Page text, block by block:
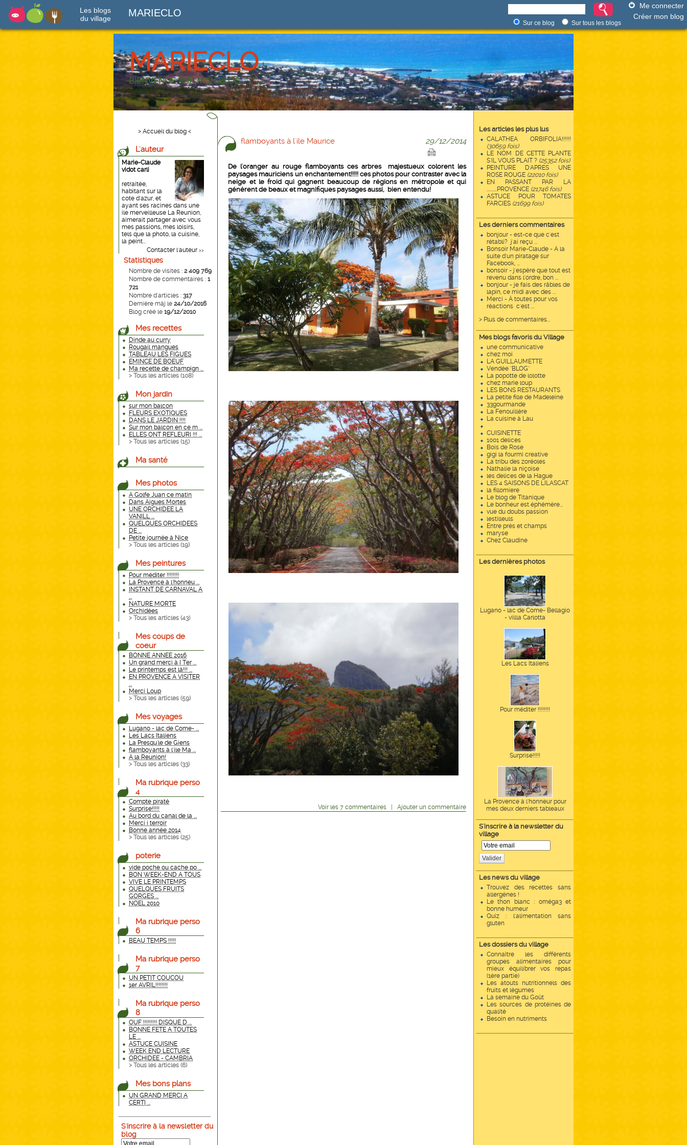
Les blogs
du village
MARIECLO
Me connecter
Créer mon blog
Sur ce blog Sur tous les blogs
MARIECLO
BIENVENUE SUR MON BLOG
Les articles les plus lus
CALATHEA ORBIFOLIA!!!!!!
(30659 fois)
LE NOM DE CETTE PLANTE
S'IL VOUS PLAIT ? (25352 fois)
PEINTURE D'APRES UNE
ROSE ROUGE (22010 fois)
EN PASSANT PAR LA
..........PROVENCE (21746 fois)
ASTUCE POUR TOMATES
FARCIES (21699 fois)
Les derniers commentaires
bonjour - est-ce que c'est
rétabli? j'ai reçu ...
Bonsoir Marie-Claude - A la
suite d'un piratage sur
Facebook, ...
bonsoir - j'espère que tout est
revenu dans l'ordre, bon ...
bonjour - je fais des râbles de
lapin, ce midi avec des ...
Merci - À toutes pour vos
réactions c'est ...
> Plus de commentaires...
Mes blogs favoris du Village
une communicative
chez moi
LA GUILLAUMETTE
Vendée "BLOG"
La popotte de lolotte
chez marie loup
LES BONS RESTAURANTS
La petite fille de Madeleine
33gourmande
La Fenouillère
La cuisine à Lau
CUISINETTE
1001 delices
Bois de Rose
gigi la fourmi creative
La tribu des zoréoles
Nathalie la niçoise
les delices de la Hague
LES 4 SAISONS DE LILASCAT
la fillomiere
Le blog de Titanique
Le bonheur est éphémère...
vue du doubs passion
lestilleuls
Entre prés et champs
maryse
Chez Claudine
Les dernières photos
Lugano - lac de Come- Bellagio
- villla Carlotta
Les Lacs Italiens
Pour méditer !!!!!!!!
Surprise!!!!!
La Provence à l'honneur pour
mes deux derniers tableaux
S'inscrire à la newsletter du
village
Valider
Les news du village
Trouvez des recettes sans
allergènes !
Le thon blanc : oméga3 et
bonne humeur
Quiz : l'alimentation sans
gluten
Les dossiers du village
Connaître les différents
groupes alimentaires pour
mieux équilibrer vos repas
(1ère partie)
Les atouts nutritionnels des
fruits et légumes
La semaine du Goût
Les sources de protéines de
qualité
Besoin en nutriments
> Accueil du blog <
L'auteur
Marie-Claude
vidot carli
retraitée,
habitant sur la
cote d'azur, et
ayant ses racines dans une
ile merveilleuse La Reunion,
aimerait partager avec vous
mes passions, mes loisirs,
tels que la photo, la cuisine,
la peint...
Contacter l'auteur >>
Statistiques
Nombre de visites : 2 409 769
Nombre de commentaires : 1
721
Nombre d'articles : 317
Dernière màj le 24/10/2016
Blog créé le 19/12/2010
Mes recettes
Dinde au curry
Rougail mangues
TABLEAU LES FIGUES
EMINCE DE BOEUF
Ma recette de champign ...
> Tous les articles (108)
Mon jardin
sur mon balcon
FLEURS EXOTIQUES
DANS LE JARDIN !!!!
Sur mon balcon en ce m ...
ELLES ONT REFLEURI !!! ...
> Tous les articles (15)
Ma santé
Mes photos
A Golfe Juan ce matin
Dans Aigues Mortes
UNE ORCHIDEE LA
VANILL ...
QUELQUES ORCHIDEES
DE ...
Petite journée à Nice
> Tous les articles (19)
Mes peintures
Pour méditer !!!!!!!!
La Provence à l'honneu ...
INSTANT DE CARNAVAL A
...
NATURE MORTE
Orchidées
> Tous les articles (43)
Mes coups de
coeur
BONNE ANNEE 2016
Un grand merci à I Ter ...
Le printemps est là!!! ...
EN PROVENCE A VISITER
...
Merci Loup
> Tous les articles (59)
Mes voyages
Lugano - lac de Come- ...
Les Lacs Italiens
La Presqu'le de Giens
flamboyants à l'ile Ma ...
A la Reunion!
> Tous les articles (33)
Ma rubrique perso
4
Compte piraté
Surprise!!!!!
Au bord du canal de la ...
Merci i terroir
Bonne année 2014
> Tous les articles (25)
poterie
vide poche ou cache po ...
BON WEEK-END A TOUS
VIVE LE PRINTEMPS
QUELQUES FRUITS
GORGES ...
NOEL 2010
Ma rubrique perso
6
BEAU TEMPS !!!!!
Ma rubrique perso
7
UN PETIT COUCOU
1er AVRIL!!!!!!!!
Ma rubrique perso
8
OUF !!!!!!!!! DISQUE D ...
BONNE FETE A TOUTES
LE ...
ASTUCE CUISINE
WEEK END LECTURE
ORCHIDEE - CAMBRIA
> Tous les articles (6)
Mes bons plans
UN GRAND MERCI A
CERTI ...
S'inscrire à la newsletter du
blog
flamboyants à l'ile Maurice 29/12/2014
De l'oranger au rouge flamboyants ces arbres majestueux colorent les
paysages mauriciens un enchantement!!!!! ces photos pour contraster avec la
neige et le froid qui gagnent beaucoup de régions en métropole et qui
générent de beaux et magnifiques paysages aussi, bien entendu!
Voir les 7 commentaires | Ajouter un commentaire